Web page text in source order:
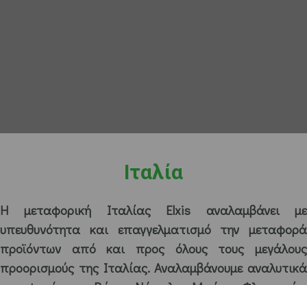
Ιταλία
Η μεταφορική Ιταλίας Elxis αναλαμβάνει με
υπευθυνότητα και επαγγελματισμό την μεταφορά
προϊόντων από και προς όλους τους μεγάλους
προορισμούς της Ιταλίας. Αναλαμβάνουμε αναλυτικά